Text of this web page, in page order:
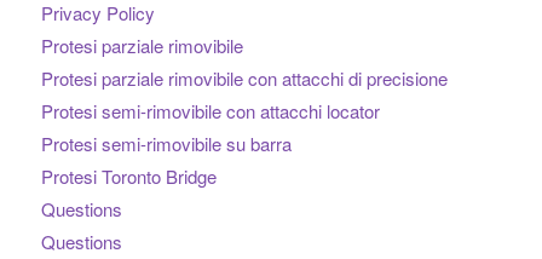
Privacy Policy
Protesi parziale rimovibile
Protesi parziale rimovibile con attacchi di precisione
Protesi semi-rimovibile con attacchi locator
Protesi semi-rimovibile su barra
Protesi Toronto Bridge
Questions
Questions